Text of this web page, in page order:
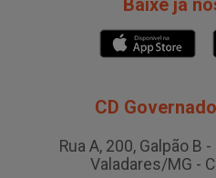
Baixe já
CD
Rua A, 200, Galpão B
Valadares/MG -